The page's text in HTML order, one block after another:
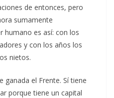
de entonces, pero
sumamente
humano es así: con los
y con los años los
nietos.
ganada el Frente. Sí tiene
porque tiene un capital